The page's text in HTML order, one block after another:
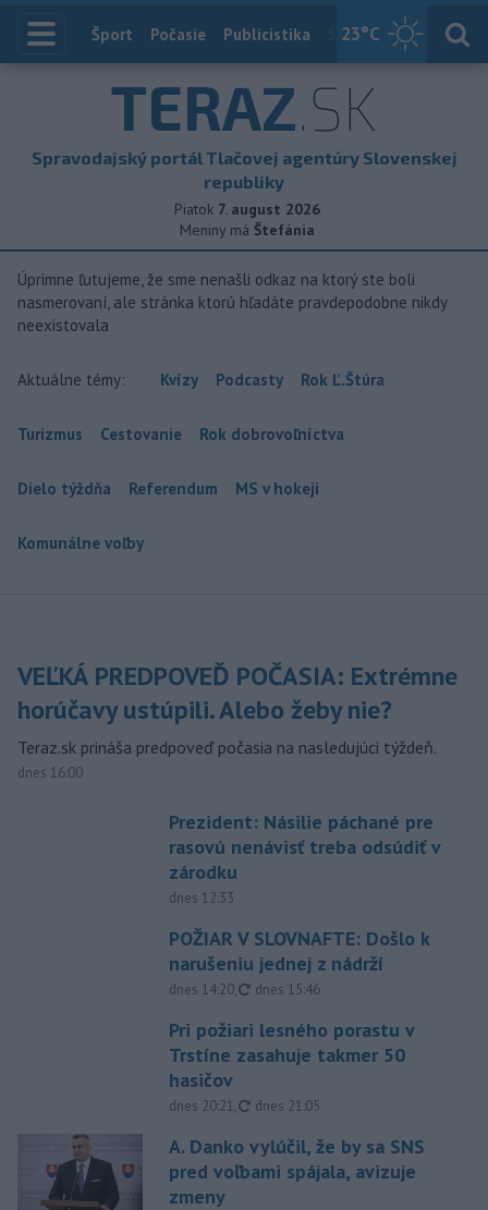
23°C
Index
Šport Počasie Publicistika Slovensko
TERAZ.SK
Spravodajský portál Tlačovej agentúry Slovenskej
republiky
Piatok 7. august 2026
Meniny má Štefánia
Úprimne ľutujeme, že sme nenašli odkaz na ktorý ste boli
nasmerovaní, ale stránka ktorú hľadáte pravdepodobne nikdy
neexistovala
Aktuálne témy: Kvízy Podcasty Rok Ľ.Štúra
Turizmus Cestovanie Rok dobrovoľníctva
Dielo týždňa Referendum MS v hokeji
Komunálne voľby
VEĽKÁ PREDPOVEĎ POČASIA: Extrémne
horúčavy ustúpili. Alebo žeby nie?
Teraz.sk prináša predpoveď počasia na nasledujúci týždeň.
dnes 16:00
Prezident: Násilie páchané pre
rasovú nenávisť treba odsúdiť v
zárodku
dnes 12:33
POŽIAR V SLOVNAFTE: Došlo k
narušeniu jednej z nádrží
dnes 14:20, aktualizované
dnes 15:46
Pri požiari lesného porastu v
Trstíne zasahuje takmer 50
hasičov
dnes 20:21, aktualizované
dnes 21:05
A. Danko vylúčil, že by sa SNS
pred voľbami spájala, avizuje
zmeny